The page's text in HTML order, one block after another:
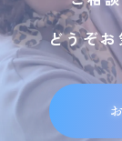
どうぞ